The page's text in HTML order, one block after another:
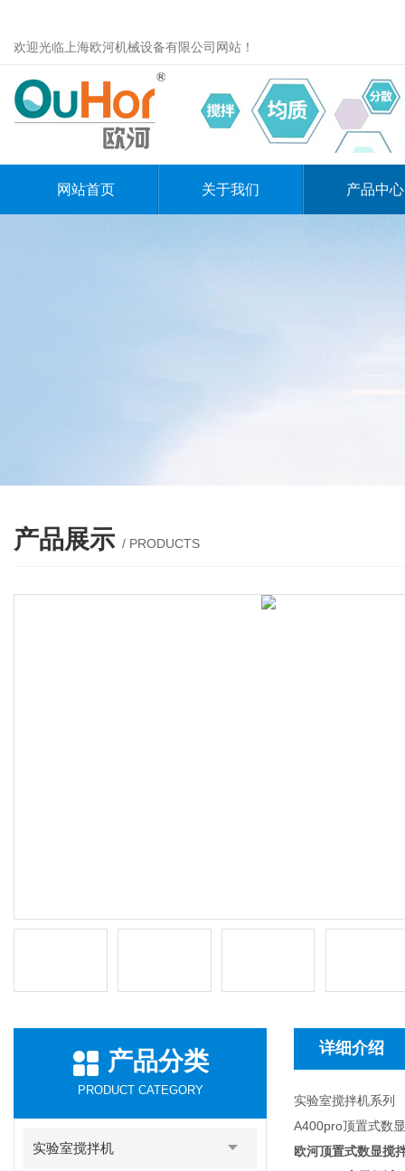
欢迎光临上海欧河机械设备有限公司网站！
网站首页 关于我们 产品中心
产品展示 / PRODUCTS
产品分类
PRODUCT CATEGORY
实验室搅拌机
详细介绍
实验室搅拌机系列
A400pro顶置式数
欧河顶置式数显搅